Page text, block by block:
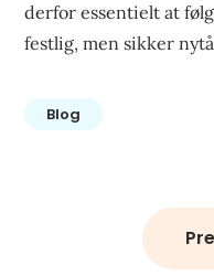
derfor essentielt at
festlig, men sikker
Blog
Indlægsnavigation